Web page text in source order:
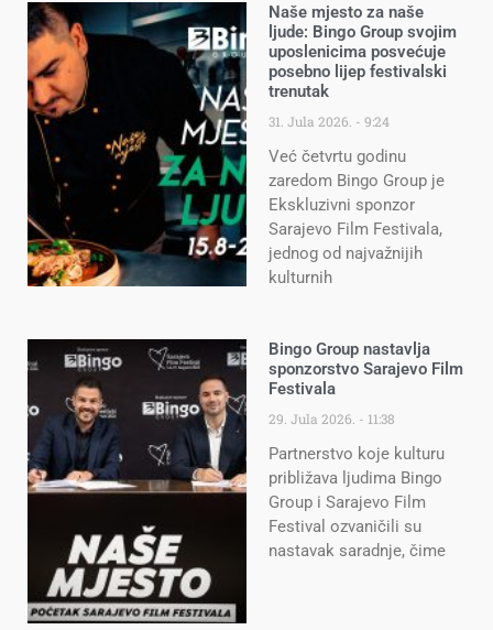
Naše mjesto za naše
ljude: Bingo Group svojim
uposlenicima posvećuje
posebno lijep festivalski
trenutak
31. Jula 2026. 9:24
Već četvrtu godinu
zaredom Bingo Group je
Ekskluzivni sponzor
Sarajevo Film Festivala,
jednog od najvažnijih
kulturnih
Bingo Group nastavlja
sponzorstvo Sarajevo Film
Festivala
29. Jula 2026. 11:38
Partnerstvo koje kulturu
približava ljudima Bingo
Group i Sarajevo Film
Festival ozvaničili su
nastavak saradnje, čime